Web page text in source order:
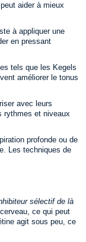
aider à mieux
à appliquer une
en pressant
tels que les Kegels
améliorer le tonus
avec leurs
rythmes et niveaux
profonde ou de
Les techniques de
sélectif de là
ce qui peut
agit sous peu, ce